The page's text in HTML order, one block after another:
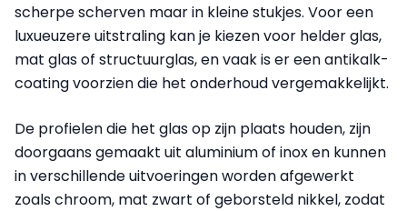
scherpe scherven maar in kleine stukjes. Voor een
luxueuzere uitstraling kan je kiezen voor helder glas,
mat glas of structuurglas, en vaak is er een antikalk-
coating voorzien die het onderhoud vergemakkelijkt.
De profielen die het glas op zijn plaats houden, zijn
doorgaans gemaakt uit aluminium of inox en kunnen
in verschillende uitvoeringen worden afgewerkt
zoals chroom, mat zwart of geborsteld nikkel, zodat